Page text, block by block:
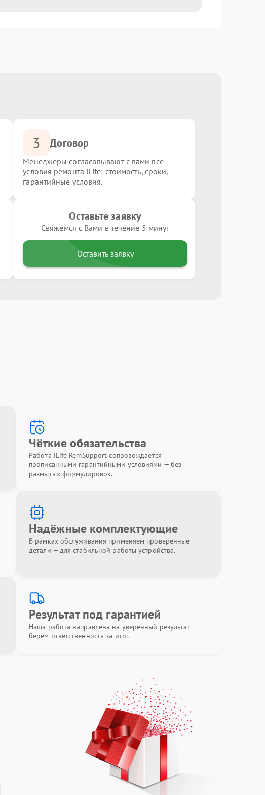
3 Договор
Менеджеры согласовывают с вами все
условия ремонта iLife: стоимость, сроки,
гарантийные условия.
Оставьте заявку
Свяжемся с Вами в течение 5 минут
Оставить заявку
Чёткие обязательства
Работа iLife RemSupport сопровождается
прописанными гарантийными условиями — без
размытых формулировок.
Надёжные комплектующие
В рамках обслуживания применяем проверенные
детали — для стабильной работы устройства.
Результат под гарантией
Наша работа направлена на уверенный результат —
берём ответственность за итог.